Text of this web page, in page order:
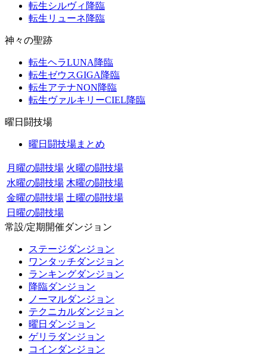
転生シルヴィ降臨
転生リューネ降臨
神々の聖跡
転生ヘラLUNA降臨
転生ゼウスGIGA降臨
転生アテナNON降臨
転生ヴァルキリーCIEL降臨
曜日闘技場
曜日闘技場まとめ
月曜の闘技場 火曜の闘技場
水曜の闘技場 木曜の闘技場
金曜の闘技場 土曜の闘技場
日曜の闘技場
常設/定期開催ダンジョン
ステージダンジョン
ワンタッチダンジョン
ランキングダンジョン
降臨ダンジョン
ノーマルダンジョン
テクニカルダンジョン
曜日ダンジョン
ゲリラダンジョン
コインダンジョン